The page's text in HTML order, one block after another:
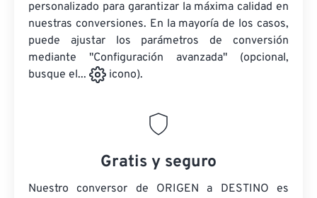
personalizado para garantizar la máxima calidad en
nuestras conversiones. En la mayoría de los casos,
puede ajustar los parámetros de conversión
mediante "Configuración avanzada" (opcional,
busque el...
icono).
Gratis y seguro
Nuestro conversor de ORIGEN a DESTINO es